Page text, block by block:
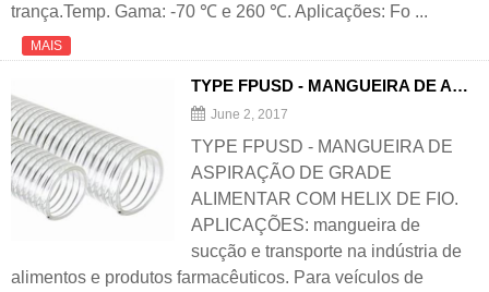
trança.Temp. Gama: -70 ℃ e 260 ℃. Aplicações: Fo ...
MAIS
TYPE FPUSD - MANGUEIRA DE ASPIRAÇÃO DE GRADE ALIMENTAR COM HELIX DE FIO
June 2, 2017
TYPE FPUSD - MANGUEIRA DE
ASPIRAÇÃO DE GRADE
ALIMENTAR COM HELIX DE FIO.
APLICAÇÕES: mangueira de
sucção e transporte na indústria de
alimentos e produtos farmacêuticos. Para veículos de